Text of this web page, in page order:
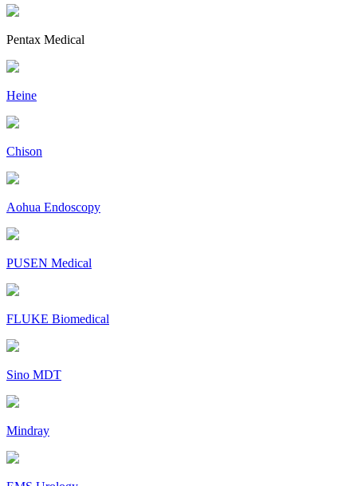
Pentax Medical
Heine
Chison
Aohua Endoscopy
PUSEN Medical
FLUKE Biomedical
Sino MDT
Mindray